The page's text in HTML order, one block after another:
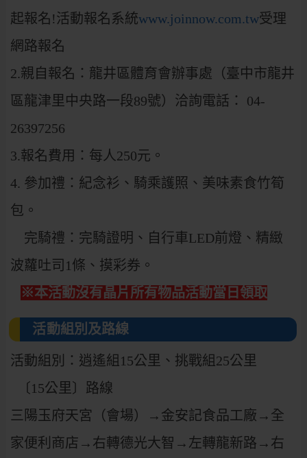
起報名!活動報名系統www.joinnow.com.tw受理
網路報名
2.親自報名：龍井區體育會辦事處（臺中市龍井
區龍津里中央路一段89號）洽詢電話： 04-
26397256
3.報名費用：每人250元。
4. 參加禮：紀念衫、騎乘護照、美味素食竹筍
包。
完騎禮：完騎證明、自行車LED前燈、精緻
波蘿吐司1條、摸彩券。
※本活動沒有晶片所有物品活動當日領取
活動組別及路線
活動組別：逍遙組15公里、挑戰組25公里
〔15公里〕路線
三陽玉府天宮（會場）→金安記食品工廠→全
家便利商店→右轉德光大智→左轉龍新路→右